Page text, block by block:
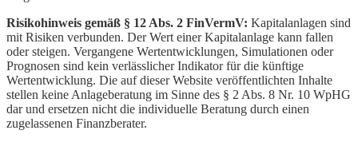
Risikohinweis gemäß § 12 Abs. 2 FinVermV: Kapitalanlagen sind
mit Risiken verbunden. Der Wert einer Kapitalanlage kann fallen
oder steigen. Vergangene Wertentwicklungen, Simulationen oder
Prognosen sind kein verlässlicher Indikator für die künftige
Wertentwicklung. Die auf dieser Website veröffentlichten Inhalte
stellen keine Anlageberatung im Sinne des § 2 Abs. 8 Nr. 10 WpHG
dar und ersetzen nicht die individuelle Beratung durch einen
zugelassenen Finanzberater.